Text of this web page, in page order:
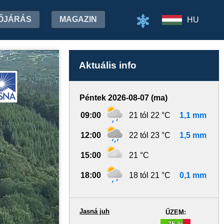
MAGAZIN HU
Aktuális info
Péntek 2026-08-07 (ma)
09:00 21 tól 22 °C 1,1 mm
12:00 22 tól 23 °C 1,5 mm
15:00 21 °C
18:00 18 tól 21 °C 0,1 mm
ŰZEM:
Jasná juh